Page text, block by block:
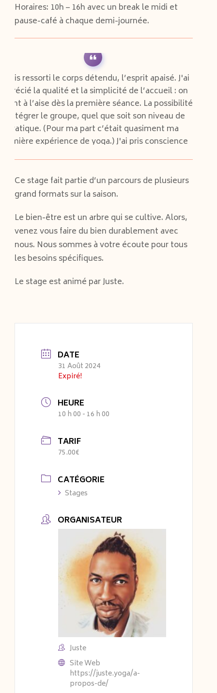
Horaires: 10h – 16h avec un break le midi et
pause-café à chaque demi-journée.
suis ressorti le corps détendu, l’esprit apaisé. J'ai
la qualité et la simplicité de l’accueil : on
sent à l’aise dès la première séance. La possibilité
d’intégrer le groupe, quel que soit son niveau de
pratique. (Pour ma part c’était quasiment ma
expérience de yoga.) J'ai pris conscience
peuvent être mobilisées.
L’atmosphère calme qui y règne dans le lieu est
soi-même. Frédéric
Frédéric
Ce stage fait partie d’un parcours de plusieurs
grand formats sur la saison.
Le bien-être est un arbre qui se cultive. Alors,
venez vous faire du bien durablement avec
nous. Nous sommes à votre écoute pour tous
les besoins spécifiques.
Le stage est animé par Juste.
DATE
31 Août 2024
Expiré!
HEURE
10 h 00 - 16 h 00
TARIF
75.00€
CATÉGORIE
Stages
ORGANISATEUR
Juste
Site Web
https://juste.yoga/a-
propos-de/